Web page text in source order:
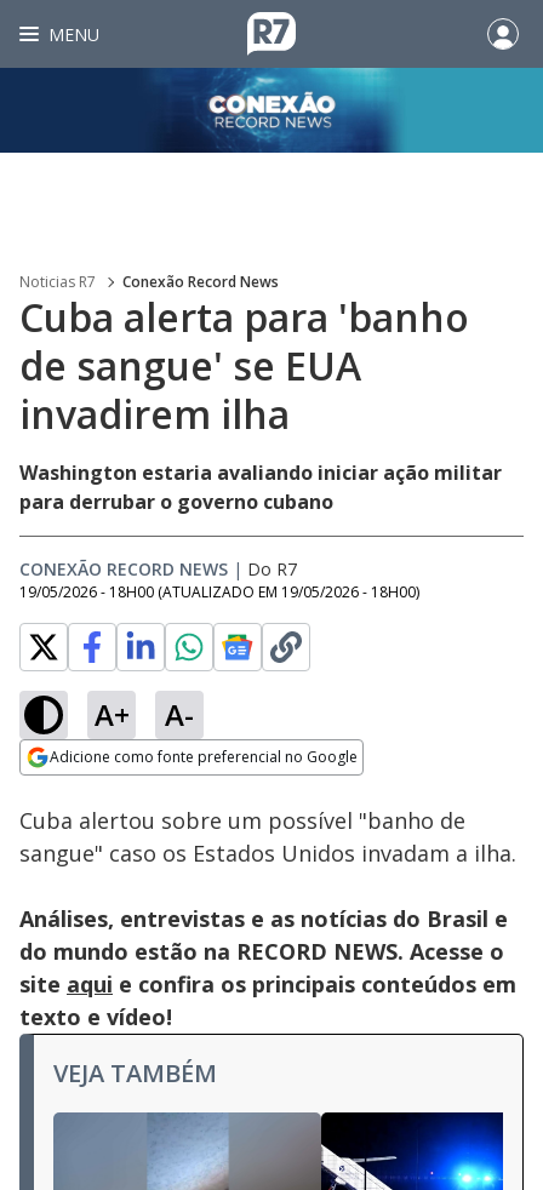
MENU
Noticias R7 Conexão Record News
Cuba alerta para 'banho
de sangue' se EUA
invadirem ilha
Washington estaria avaliando iniciar ação militar
para derrubar o governo cubano
CONEXÃO RECORD NEWS | Do R7
19/05/2026 - 18H00 (ATUALIZADO EM 19/05/2026 - 18H00)
A+ A-
Adicione como fonte preferencial no Google
Ativar
Loaded
34.75%
Cuba alertou sobre um possível "banho de
sangue" caso os Estados Unidos invadam a ilha.
Análises, entrevistas e as notícias do Brasil e
do mundo estão na RECORD NEWS. Acesse o
site aqui e confira os principais conteúdos em
texto e vídeo!
VEJA TAMBÉM